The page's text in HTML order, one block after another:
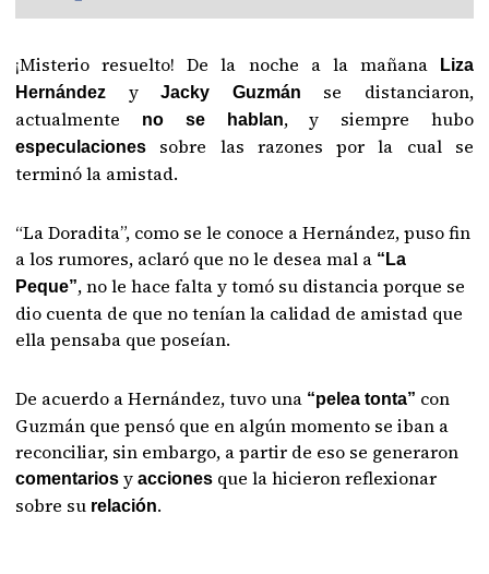
¡Misterio resuelto! De la noche a la mañana
Liza
Hernández
yJacky Guzmán
se distanciaron,
actualmente
no se hablan, y siempre hubo
especulaciones sobre las razones por la cual se
terminó la amistad.
“La Doradita”, como se le conoce a Hernández, puso fin
a los rumores, aclaró que no le desea mal a “La
Peque”, no le hace falta y tomó su distancia porque se
dio cuenta de que no tenían la calidad de amistad que
ella pensaba que poseían.
De acuerdo a Hernández, tuvo una “pelea tonta” con
Guzmán que pensó que en algún momento se iban a
reconciliar, sin embargo, a partir de eso se generaron
comentariosyacciones que la hicieron reflexionar
sobre su relación.